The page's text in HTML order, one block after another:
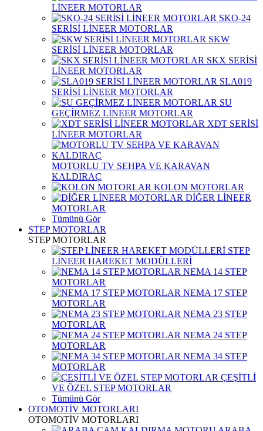
LİNEER MOTORLAR
SKO-24
SERİSİ LİNEER MOTORLAR
SKW
SERİSİ LİNEER MOTORLAR
SKX SERİSİ
LİNEER MOTORLAR
SLA019
SERİSİ LİNEER MOTORLAR
SU
GEÇİRMEZ LİNEER MOTORLAR
XDT SERİSİ
LİNEER MOTORLAR
MOTORLU TV SEHPA VE KARAVAN
KALDIRAÇ
KOLON MOTORLAR
DİĞER LİNEER
MOTORLAR
Tümünü Gör
STEP MOTORLAR
STEP MOTORLAR
STEP
LİNEER HAREKET MODÜLLERİ
NEMA 14 STEP
MOTORLAR
NEMA 17 STEP
MOTORLAR
NEMA 23 STEP
MOTORLAR
NEMA 24 STEP
MOTORLAR
NEMA 34 STEP
MOTORLAR
ÇEŞİTLİ
VE ÖZEL STEP MOTORLAR
Tümünü Gör
OTOMOTİV MOTORLARI
OTOMOTİV MOTORLARI